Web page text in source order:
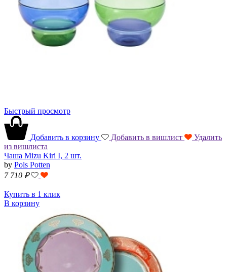
Быстрый просмотр
Добавить в корзину Добавить в вишлист
Удалить
из вишлиста
Чаша Mizu Kiri I, 2 шт.
by Pols Potten
7 710 ₽
Купить в 1 клик
В корзину